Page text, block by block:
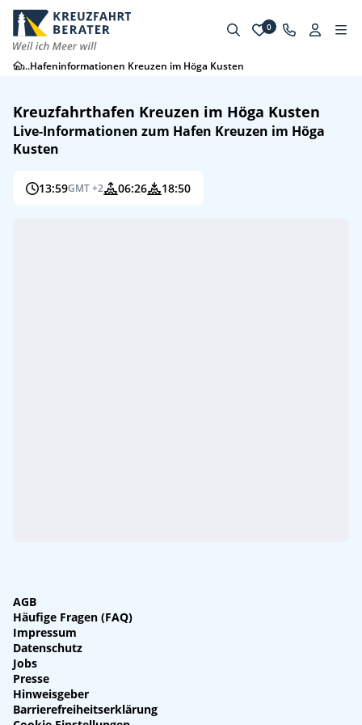
0
...Hafeninformationen Kreuzen im Höga Kusten
Kreuzfahrthafen Kreuzen im Höga Kusten
Live-Informationen zum Hafen Kreuzen im Höga
Kusten
13:59GMT +2 06:26 18:50
AGB
Häufige Fragen (FAQ)
Impressum
Datenschutz
Jobs
Presse
Hinweisgeber
Barrierefreiheitserklärung